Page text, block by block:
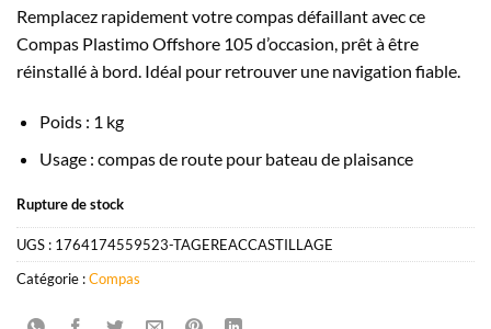
Remplacez rapidement votre compas défaillant avec ce
Compas Plastimo Offshore 105 d’occasion, prêt à être
réinstallé à bord. Idéal pour retrouver une navigation fiable.
Poids : 1 kg
Usage : compas de route pour bateau de plaisance
Rupture de stock
UGS : 1764174559523-TAGEREACCASTILLAGE
Catégorie :Compas